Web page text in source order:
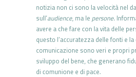
notizia non ci sono la velocità nel
sull’audience, ma le persone.
avere a che fare con la vita delle
questo l’accuratezza delle fonti e
comunicazione sono veri e propri
sviluppo del bene, che generano
di comunione e di pace.